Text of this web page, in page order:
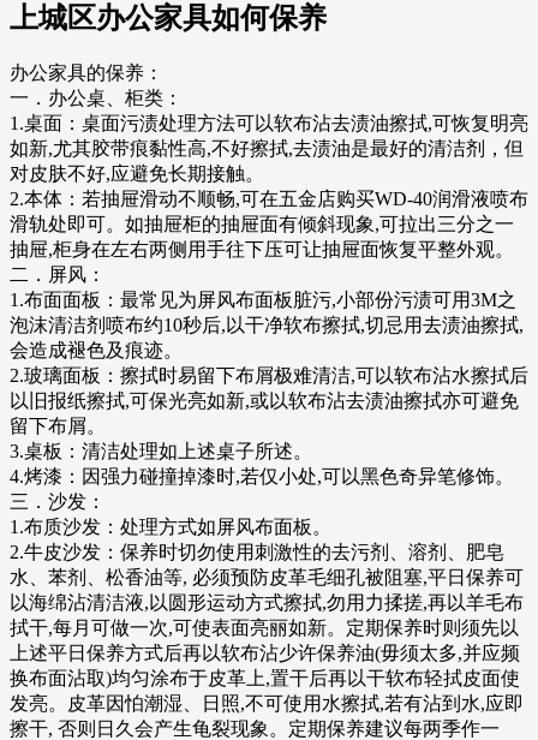
上城区办公家具如何保养
办公家具的保养：
一．办公桌、柜类：
1.桌面：桌面污渍处理方法可以软布沾去渍油擦拭,可恢复明亮
如新,尤其胶带痕黏性高,不好擦拭,去渍油是最好的清洁剂，但
对皮肤不好,应避免长期接触。
2.本体：若抽屉滑动不顺畅,可在五金店购买WD-40润滑液喷布
滑轨处即可。如抽屉柜的抽屉面有倾斜现象,可拉出三分之一
抽屉,柜身在左右两侧用手往下压可让抽屉面恢复平整外观。
二．屏风：
1.布面面板：最常见为屏风布面板脏污,小部份污渍可用3M之
泡沫清洁剂喷布约10秒后,以干净软布擦拭,切忌用去渍油擦拭,
会造成褪色及痕迹。
2.玻璃面板：擦拭时易留下布屑极难清洁,可以软布沾水擦拭后
以旧报纸擦拭,可保光亮如新,或以软布沾去渍油擦拭亦可避免
留下布屑。
3.桌板：清洁处理如上述桌子所述。
4.烤漆：因强力碰撞掉漆时,若仅小处,可以黑色奇异笔修饰。
三．沙发：
1.布质沙发：处理方式如屏风布面板。
2.牛皮沙发：保养时切勿使用刺激性的去污剂、溶剂、肥皂
水、苯剂、松香油等, 必须预防皮革毛细孔被阻塞,平日保养可
以海绵沾清洁液,以圆形运动方式擦拭,勿用力揉搓,再以羊毛布
拭干,每月可做一次,可使表面亮丽如新。定期保养时则须先以
上述平日保养方式后再以软布沾少许保养油(毋须太多,并应频
换布面沾取)均匀涂布于皮革上,置干后再以干软布轻拭皮面使
发亮。皮革因怕潮湿、日照,不可使用水擦拭,若有沾到水,应即
擦干, 否则日久会产生龟裂现象。定期保养建议每两季作一